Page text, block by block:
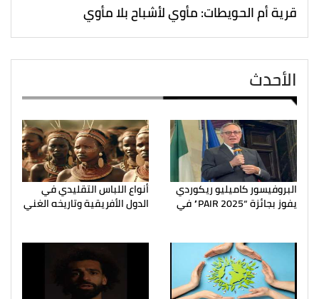
قرية أم الحويطات: مأوي لأشباح بلا مأوي
الأحدث
البروفيسور كاميليو ريكوردي
يفوز بجائزة “PAIR 2025” في
أنواع اللباس التقليدي في
الدول الأفريقية وتاريخه الغني